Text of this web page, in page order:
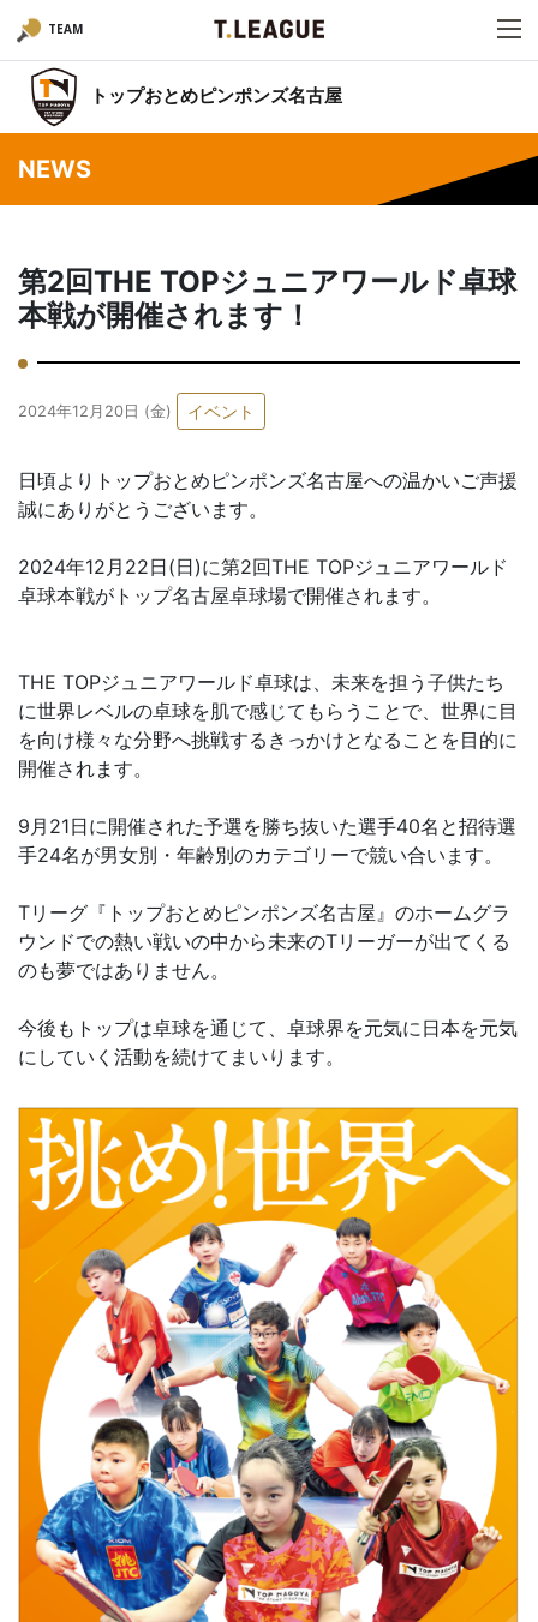
TEAM
トップおとめピンポンズ名古屋
NEWS
第2回THE TOPジュニアワールド卓球
本戦が開催されます！
2024年12月20日 (金) イベント
日頃よりトップおとめピンポンズ名古屋への温かいご声援
誠にありがとうございます。
2024年12月22日(日)に第2回THE TOPジュニアワールド
卓球本戦がトップ名古屋卓球場で開催されます。
THE TOPジュニアワールド卓球は、未来を担う子供たち
に世界レベルの卓球を肌で感じてもらうことで、世界に目
を向け様々な分野へ挑戦するきっかけとなることを目的に
開催されます。
9月21日に開催された予選を勝ち抜いた選手40名と招待選
手24名が男女別・年齢別のカテゴリーで競い合います。
Tリーグ『トップおとめピンポンズ名古屋』のホームグラ
ウンドでの熱い戦いの中から未来のTリーガーが出てくる
のも夢ではありません。
今後もトップは卓球を通じて、卓球界を元気に日本を元気
にしていく活動を続けてまいります。